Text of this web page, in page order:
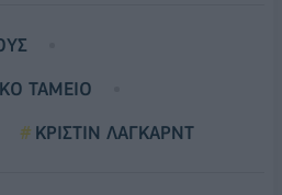
ΤΑΜΕΙΟ
ΚΡΙΣΤΙΝ ΛΑΓΚΑΡΝΤ